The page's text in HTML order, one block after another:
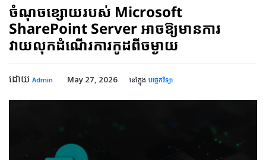
ចំណុចខ្សោយរបស់ Microsoft
SharePoint Server អាចឱ្យមានការ
វាយលុកដំណើរការកូដពីចម្ងាយ
ដោយ Admin May 27, 2026 នៅក្នុង បច្ចេកវិទ្យា